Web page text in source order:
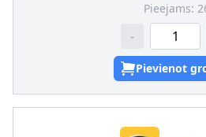
Pieejams:
-
Pievienot